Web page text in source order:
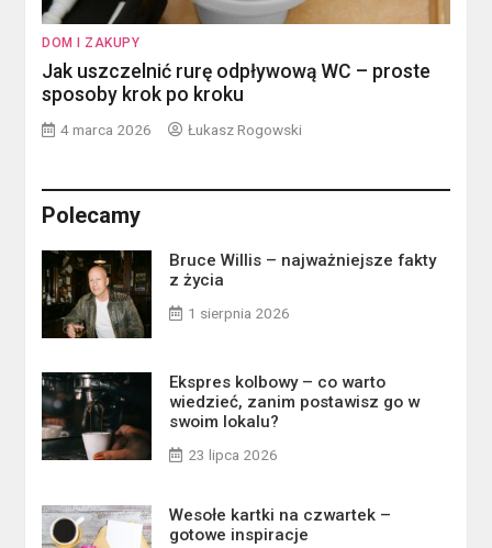
DOM I ZAKUPY
Jak uszczelnić rurę odpływową WC – proste
sposoby krok po kroku
4 marca 2026 Łukasz Rogowski
Polecamy
Bruce Willis – najważniejsze fakty
z życia
1 sierpnia 2026
Ekspres kolbowy – co warto
wiedzieć, zanim postawisz go w
swoim lokalu?
23 lipca 2026
Wesołe kartki na czwartek –
gotowe inspiracje